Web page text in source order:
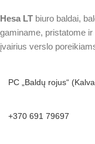
Hesa LT biuro baldai,
gaminame, pristatome
įvairius verslo
PC „Baldų rojus“
+370 691 79697